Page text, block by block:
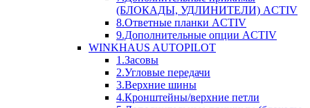
(БЛОКАДЫ, УДЛИНИТЕЛИ) ACTIV
8.Ответные планки ACTIV
9.Дополнительные опции ACTIV
WINKHAUS AUTOPILOT
1.Засовы
2.Угловые передачи
3.Верхние шины
4.Кронштейны/верхние петли